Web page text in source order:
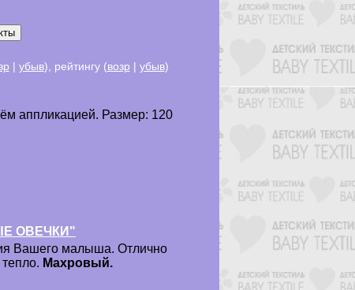
| убыв), рейтингу (возр | убыв)
аппликацией. Размер: 120
ОВЕЧКИ"
Вашего малыша. Отлично
Махровый.